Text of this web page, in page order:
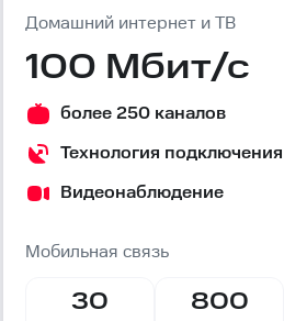
Домашний интернет и ТВ
100 Мбит/с
более 250 каналов
Технология
Видеонаблюдение
Мобильная связь
30 800